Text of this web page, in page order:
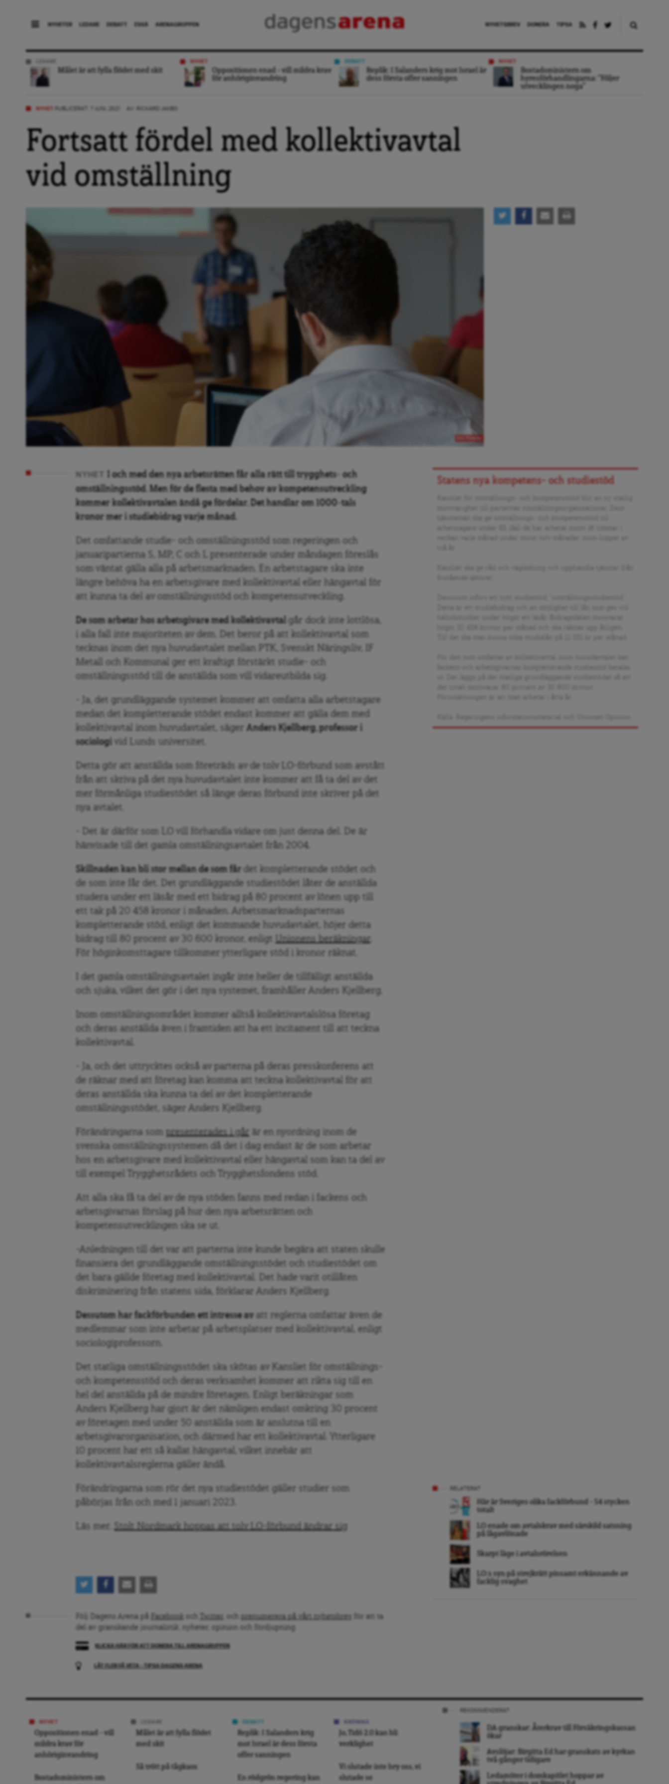
NYHETER LEDARE DEBATT ESSÄ ARENAGRUPPEN NYHETSBREV DONERA TIPSA
Målet är att fylla flödet med skit
NYHET
Oppositionen enad – vill mildra krav
för anhöriginvandring
Replik: I Salanders krig mot Israel är
dess första offer sanningen
NYHET
Bostadsministern om
hyresförhandlingarna: ”Följer
utvecklingen noga”
NYHET
Fortsatt fördel med kollektivavtal
vid omställning
I och med den nya arbetsrätten får alla rätt till trygghets- och
omställningsstöd. Men för de flesta med behov av kompetensutveckling
kommer kollektivavtalen ändå ge fördelar. Det handlar om 1000-tals
kronor mer i studiebidrag varje månad.
Det omfattande studie- och omställningsstöd som regeringen och
januaripartierna S, MP, C och L presenterade under måndagen föreslås
som väntat gälla alla på arbetsmarknaden. En arbetstagare ska inte
längre behöva ha en arbetsgivare med kollektivavtal eller hängavtal för
att kunna ta del av omställningsstöd och kompetensutveckling.
De som arbetar hos arbetsgivare med kollektivavtal
går dock inte lottlösa,
i alla fall inte majoriteten av dem. Det beror på att kollektivavtal som
tecknas inom det nya huvudavtalet mellan PTK, Svenskt Näringsliv, IF
Metall och Kommunal ger ett kraftigt förstärkt studie- och
omställningsstöd till de anställda som vill vidareutbilda sig.
– Ja, det grundläggande systemet kommer att omfatta alla arbetstagare
medan det kompletterande stödet endast kommer att gälla dem med
kollektivavtal inom huvudavtalet, säger Anders Kjellberg, professor i
sociologi
vid Lunds universitet.
Detta gör att anställda som företräds av de tolv LO-förbund som avstått
från att skriva på det nya huvudavtalet inte kommer att få ta del av det
mer förmånliga studiestödet så länge deras förbund inte skriver på det
nya avtalet.
– Det är därför som LO vill förhandla vidare om just denna del. De är
hänvisade till det gamla omställningsavtalet från 2004.
Skillnaden kan bli stor mellan de som får
det kompletterande stödet och
de som inte får det. Det grundläggande studiestödet låter de anställda
studera under ett läsår med ett bidrag på 80 procent av lönen upp till
ett tak på 20 458 kronor i månaden. Arbetsmarknadsparternas
kompletterande stöd, enligt det kommande huvudavtalet, höjer detta
bidrag till 80 procent av 30 600 kronor, enligt
Unionens beräkningar
För höginkomsttagare tillkommer ytterligare stöd i kronor räknat.
I det gamla omställningsavtalet ingår inte heller de tillfälligt anställda
och sjuka, vilket det gör i det nya systemet, framhåller Anders Kjellberg.
Inom omställningsområdet kommer alltså kollektivavtalslösa företag
och deras anställda även i framtiden att ha ett incitament till att teckna
kollektivavtal.
– Ja, och det uttrycktes också av parterna på deras presskonferens att
de räknar med att företag kan komma att teckna kollektivavtal för att
deras anställda ska kunna ta del av det kompletterande
omställningsstödet, säger Anders Kjellberg.
Förändringarna som presenterades i går är en nyordning inom de
svenska omställningssystemen då det i dag endast är de som arbetar
hos en arbetsgivare med kollektivavtal eller hängavtal som kan ta del av
till exempel Trygghetsrådets och Trygghetsfondens stöd.
Att alla ska få ta del av de nya stöden fanns med redan i fackens och
arbetsgivarnas förslag på hur den nya arbetsrätten och
kompetensutvecklingen ska se ut.
–Anledningen till det var att parterna inte kunde begära att staten skulle
finansiera det grundläggande omställningsstödet och studiestödet om
det bara gällde företag med kollektivavtal. Det hade varit otillåten
diskriminering från statens sida, förklarar Anders Kjellberg.
Dessutom har fackförbunden ett intresse av att reglerna omfattar även de
medlemmar som inte arbetar på arbetsplatser med kollektivavtal, enligt
sociologiprofessorn.
Det statliga omställningsstödet ska skötas av Kansliet för omställnings-
och kompetensstöd och deras verksamhet kommer att rikta sig till en
hel del anställda på de mindre företagen. Enligt beräkningar som
Anders Kjellberg har gjort är det nämligen endast omkring 30 procent
av företagen med under 50 anställda som är anslutna till en
arbetsgivarorganisation, och därmed har ett kollektivavtal. Ytterligare
10 procent har ett så kallat hängavtal, vilket innebär att
kollektivavtalsreglerna gäller ändå.
Förändringarna som rör det nya studiestödet gäller studier som
påbörjas från och med 1 januari 2023.
Läs mer. Stolt Nordmark hoppas att tolv LO-förbund ändrar sig
Följ Dagens Arena på Facebook Twitter prenumerera på vårt nyhetsbrev
för att ta
del av granskande journalistik, nyheter, opinion och fördjupning.
LÅT FLER FÅ VETA – TIPSA DAGENS ARENA
Statens nya kompetens- och studiestöd
Här är Sveriges olika fackförbund – 54 stycken
totalt
LO enade om avtalskrav med särskild satsning
på lågavlönade
Skarpt läge i avtalsrörelsen
LO:s syn på strejkrätt pinsamt erkännande av
facklig svaghet
NYHET
Oppositionen enad – vill
mildra krav för
anhöriginvandring
Bostadsministern om
Målet är att fylla flödet
med skit
Så trött på tågkaos
Replik: I Salanders krig
mot Israel är dess första
offer sanningen
En rödgrön regering kan
Jo, Tidö 2.0 kan bli
verklighet
Vi slutade inte bry oss, vi
slutade se
DA granskar: Återkrav till Försäkringskassan
ökar
Avslöjar: Birgitta Ed har granskats av kyrkan
två gånger tidigare
Ledamöter i domkapitlet hoppar av